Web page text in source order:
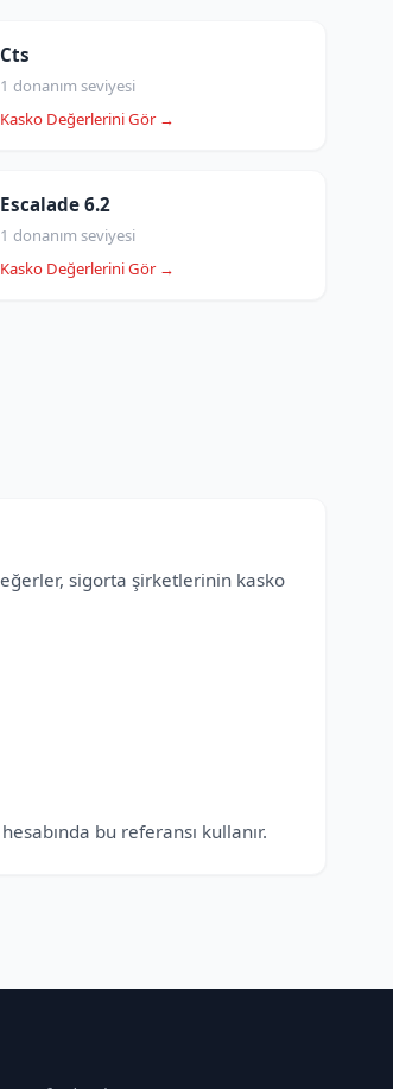
Cts
1 donanım seviyesi
Kasko Değerlerini Gör →
Escalade 6.2
1 donanım seviyesi
Kasko Değerlerini Gör →
sigorta şirketlerinin kasko
bu referansı kullanır.